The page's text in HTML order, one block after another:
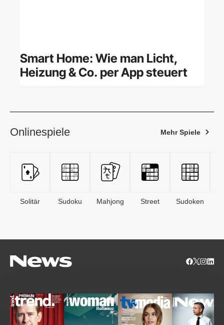
Smart Home: Wie man Licht,
Heizung & Co. per App steuert
Onlinespiele Mehr Spiele
Solitär Sudoku Mahjong Street Sudoken